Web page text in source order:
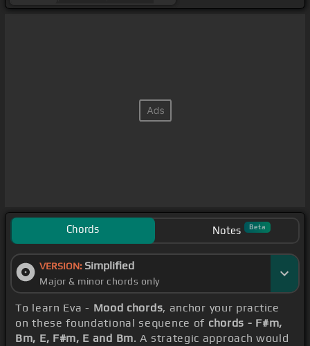
Chords Notes Beta
VERSION: Simplified
Major & minor chords only
To learn Eva - Mood chords, anchor your practice
on these foundational sequence of chords - F#m,
Bm, E, F#m, E and Bm. A strategic approach would